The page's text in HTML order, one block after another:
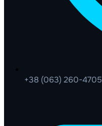
+38 (063) 260-4705